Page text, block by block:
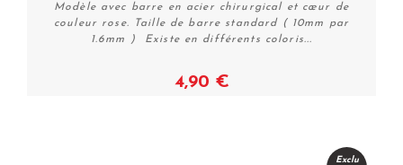
Voir
Modèle avec barre en acier chirurgical et cœur de
couleur rose. Taille de barre standard ( 10mm par
1.6mm ) Existe en différents coloris...
4,90 €
Exclu